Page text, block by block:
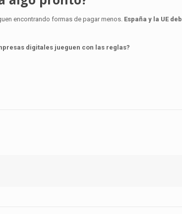
encontrando formas de pagar menos. España y la UE
digitales jueguen con las reglas?